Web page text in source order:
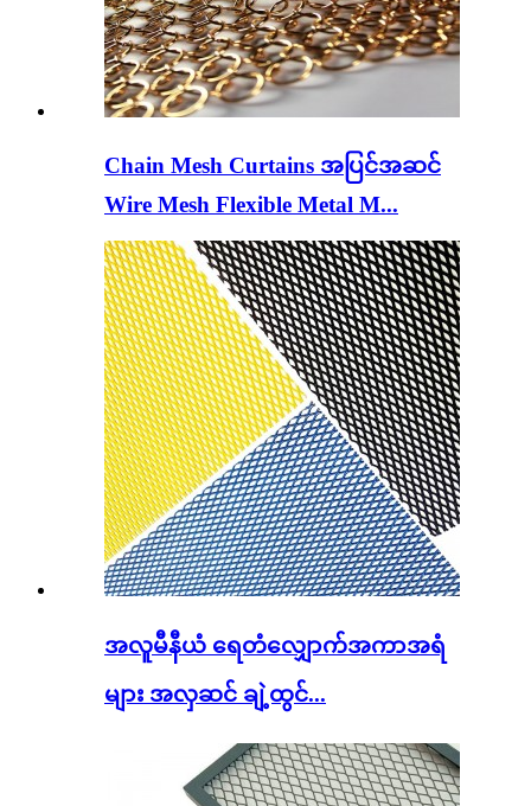
Chain Mesh Curtains အပြင်အဆင်
Wire Mesh Flexible Metal M...
အလူမီနီယံ ရေတံလျှောက်အကာအရံ
များ အလှဆင် ချဲ့ထွင်...